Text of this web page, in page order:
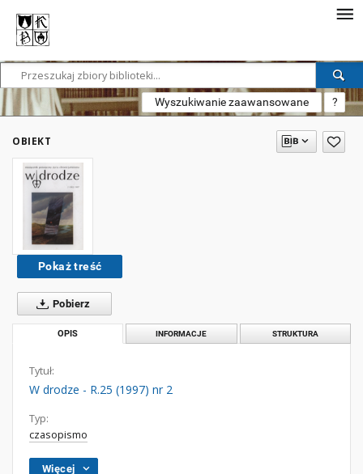
Wyszukiwanie zaawansowane ?
OBIEKT
Pokaż treść
Pobierz
OPIS INFORMACJE STRUKTURA
Tytuł:
W drodze - R.25 (1997) nr 2
Typ:
czasopismo
Więcej